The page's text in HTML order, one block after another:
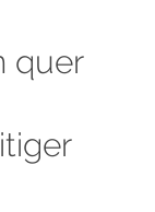
quer